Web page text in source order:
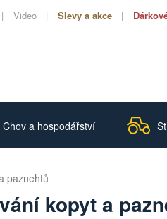
Video Slevy a akce
Chov a hospodářství
paznehtů
kopyt a